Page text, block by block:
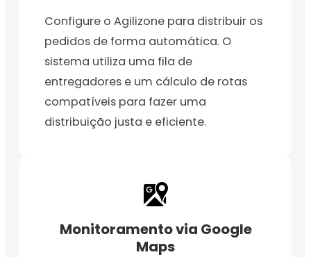
Configure o Agilizone para distribuir os
pedidos de forma automática. O
sistema utiliza uma fila de
entregadores e um cálculo de rotas
compatíveis para fazer uma
distribuição justa e eficiente.
Monitoramento via Google
Maps